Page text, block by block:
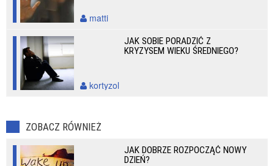
matti
JAK SOBIE PORADZIĆ Z
KRYZYSEM WIEKU ŚREDNIEGO?
kortyzol
ZOBACZ RÓWNIEŻ
JAK DOBRZE ROZPOCZĄĆ NOWY
DZIEŃ?